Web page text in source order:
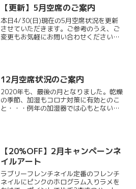
ー×オレンジグラデーションネイル鮮やか
なパールオレンジの...
【更新】5月空席のご案内
本日4/30(日)現在の5月空席状況を更新
させていただきます。ご参考のうえ、ご
変更もお気軽にお問い合わせください。
12月空席状況のご案内
2020年も、最後の月となりました。乾燥
の季節、加湿もコロナ対策に有効とのこ
と・・・例年の加湿器では心もとない気
【20%OFF】2月キャンペーンネ
イルアート
ラブリーフレンチネイル定番のフレンチ
ネイルにピンクのホログラム入りラメを